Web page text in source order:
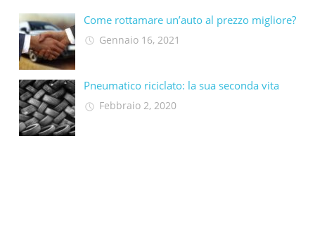
Come rottamare un’auto al prezzo migliore?
Gennaio 16, 2021
Pneumatico riciclato: la sua seconda vita​
Febbraio 2, 2020